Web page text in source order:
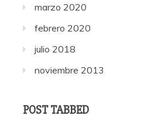
marzo 2020
febrero 2020
julio 2018
noviembre 2013
POST TABBED